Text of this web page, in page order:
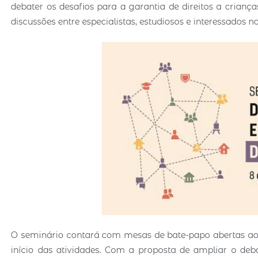
debater os desafios para a garantia de direitos a
discussões entre especialistas, estudiosos e interessados
O seminário contará com mesas de bate-papo abertas
início das atividades. Com a proposta de ampliar o